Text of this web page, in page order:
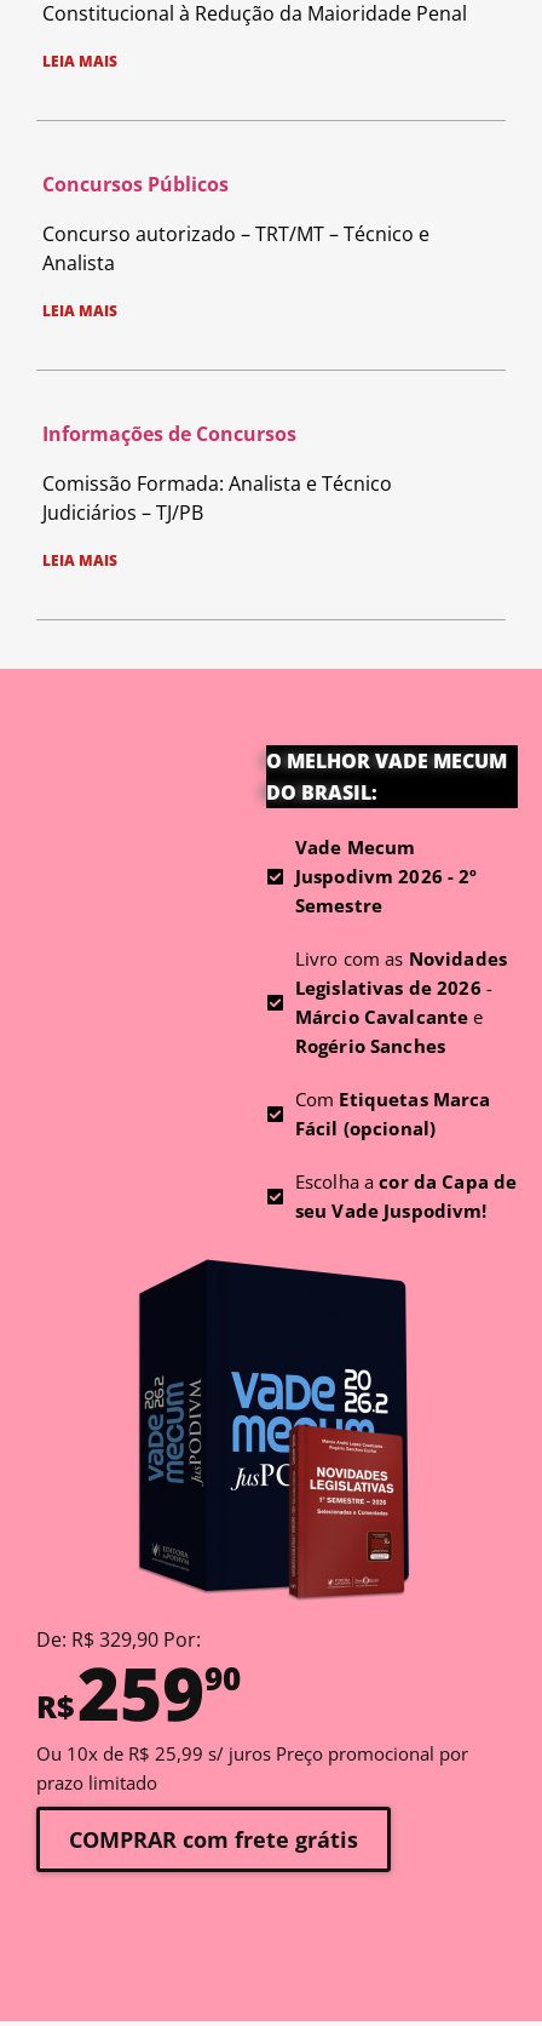
Constitucional à Redução da Maioridade Penal
LEIA MAIS
Concursos Públicos
Concurso autorizado – TRT/MT – Técnico e
Analista
LEIA MAIS
Informações de Concursos
Comissão Formada: Analista e Técnico
Judiciários – TJ/PB
LEIA MAIS
O MELHOR VADE MECUM
DO BRASIL:
Vade Mecum
Juspodivm 2026 - 2º
Semestre
Livro com as Novidades
Legislativas de 2026 -
Márcio Cavalcante e
Rogério Sanches
Com Etiquetas Marca
Fácil (opcional)
Escolha acor da Capa de
seu Vade Juspodivm!
De: R$ 329,90 Por:
R$25990
Ou 10x de R$ 25,99 s/ juros Preço promocional por
prazo limitado
COMPRAR com frete grátis